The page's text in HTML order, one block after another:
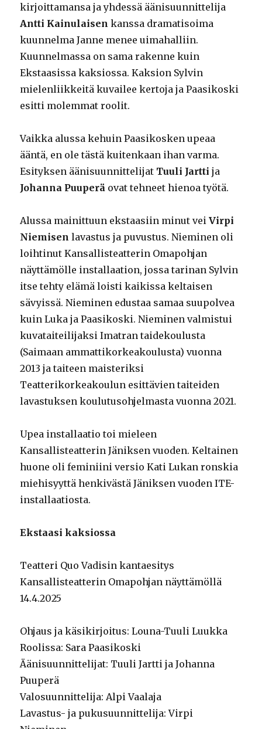
kirjoittamansa ja yhdessä äänisuunnittelija
Antti Kainulaisen kanssa dramatisoima
kuunnelma Janne menee uimahalliin.
Kuunnelmassa on sama rakenne kuin
Ekstaasissa kaksiossa. Kaksion Sylvin
mielenliikkeitä kuvailee kertoja ja Paasikoski
esitti molemmat roolit.
Vaikka alussa kehuin Paasikosken upeaa
ääntä, en ole tästä kuitenkaan ihan varma.
Esityksen äänisuunnittelijat Tuuli Jartti ja
Johanna Puuperä ovat tehneet hienoa työtä.
Alussa mainittuun ekstaasiin minut veiVirpi
Niemisen lavastus ja puvustus. Nieminen oli
loihtinut Kansallisteatterin Omapohjan
näyttämölle installaation, jossa tarinan Sylvin
itse tehty elämä loisti kaikissa keltaisen
sävyissä. Nieminen edustaa samaa suupolvea
kuin Luka ja Paasikoski. Nieminen valmistui
kuvataiteilijaksi Imatran taidekoulusta
(Saimaan ammattikorkeakoulusta) vuonna
2013 ja taiteen maisteriksi
Teatterikorkeakoulun esittävien taiteiden
lavastuksen koulutusohjelmasta vuonna 2021.
Upea installaatio toi mieleen
Kansallisteatterin Jäniksen vuoden. Keltainen
huone oli feminiini versio Kati Lukan ronskia
miehisyyttä henkivästä Jäniksen vuoden ITE-
installaatiosta.
Ekstaasi kaksiossa
Teatteri Quo Vadisin kantaesitys
Kansallisteatterin Omapohjan näyttämöllä
14.4.2025
Ohjaus ja käsikirjoitus: Louna-Tuuli Luukka
Roolissa: Sara Paasikoski
Äänisuunnittelijat: Tuuli Jartti ja Johanna
Puuperä
Valosuunnittelija: Alpi Vaalaja
Lavastus- ja pukusuunnittelija: Virpi